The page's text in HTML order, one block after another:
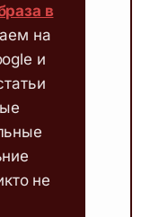
в
на
и
не